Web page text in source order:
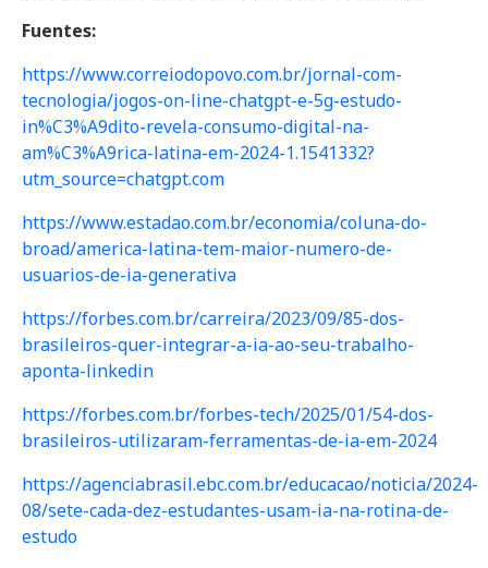
Fuentes:
https://www.correiodopovo.com.br/jornal-com-
tecnologia/jogos-on-line-chatgpt-e-5g-estudo-
in%C3%A9dito-revela-consumo-digital-na-
am%C3%A9rica-latina-em-2024-1.1541332?
utm_source=chatgpt.com
https://www.estadao.com.br/economia/coluna-do-
broad/america-latina-tem-maior-numero-de-
usuarios-de-ia-generativa
https://forbes.com.br/carreira/2023/09/85-dos-
brasileiros-quer-integrar-a-ia-ao-seu-trabalho-
aponta-linkedin
https://forbes.com.br/forbes-tech/2025/01/54-dos-
brasileiros-utilizaram-ferramentas-de-ia-em-2024
https://agenciabrasil.ebc.com.br/educacao/noticia/2024-
08/sete-cada-dez-estudantes-usam-ia-na-rotina-de-
estudo